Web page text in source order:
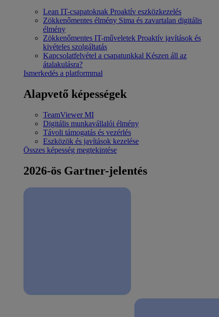
Lean IT-csapatoknak Proaktív eszközkezelés
Zökkenőmentes élmény Sima és zavartalan digitális
élmény
Zökkenőmentes IT-műveletek Proaktív javítások és
kivételes szolgáltatás
Kapcsolatfelvétel a csapatunkkal Készen áll az
átalakulásra?
Ismerkedés a platformmal
Alapvető képességek
TeamViewer MI
Digitális munkavállalói élmény
Távoli támogatás és vezérlés
Eszközök és javítások kezelése
Összes képesség megtekintése
2026-ös Gartner-jelentés